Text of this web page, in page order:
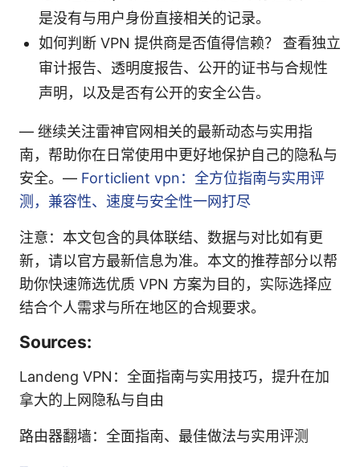
是没有与用户身份直接相关的记录。
如何判断 VPN 提供商是否值得信赖？ 查看独立
审计报告、透明度报告、公开的证书与合规性
声明，以及是否有公开的安全公告。
— 继续关注雷神官网相关的最新动态与实用指
南，帮助你在日常使用中更好地保护自己的隐私与
安全。— Forticlient vpn：全方位指南与实用评
测，兼容性、速度与安全性一网打尽
注意：本文包含的具体联结、数据与对比如有更
新，请以官方最新信息为准。本文的推荐部分以帮
助你快速筛选优质 VPN 方案为目的，实际选择应
结合个人需求与所在地区的合规要求。
Sources:
Landeng VPN：全面指南与实用技巧，提升在加
拿大的上网隐私与自由
路由器翻墙：全面指南、最佳做法与实用评测